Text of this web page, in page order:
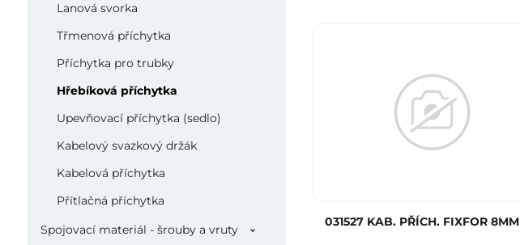
Lanová svorka
Třmenová příchytka
Příchytka pro trubky
Hřebíková příchytka
Upevňovací příchytka (sedlo)
Kabelový svazkový držák
Kabelová příchytka
Přítlačná příchytka
Spojovací materiál - šrouby a vruty
031527 KAB. PŘÍCH. FIXFOR 8MM